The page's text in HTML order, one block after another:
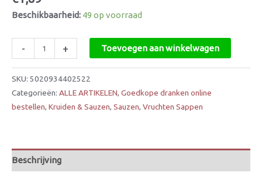
Beschikbaarheid: 49 op voorraad
- + Toevoegen aan winkelwagen
SKU: 5020934402522
Categorieën: ALLE ARTIKELEN, Goedkope dranken online
bestellen, Kruiden & Sauzen, Sauzen, Vruchten Sappen
Beschrijving